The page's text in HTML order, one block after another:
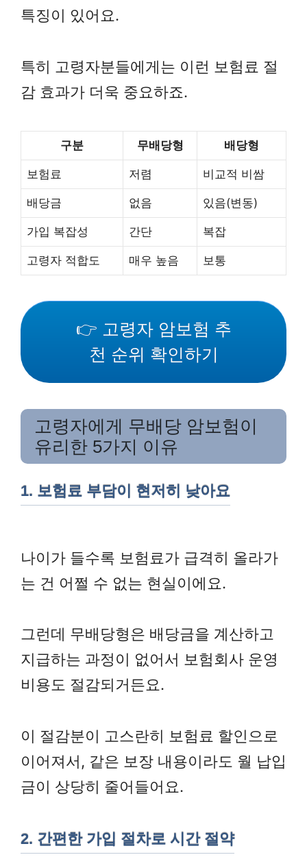
특징이 있어요.
특히 고령자분들에게는 이런 보험료 절
감 효과가 더욱 중요하죠.
구분 무배당형 배당형
보험료 저렴 비교적 비쌈
배당금 없음 있음(변동)
가입 복잡성 간단 복잡
고령자 적합도 매우 높음 보통
👉 고령자 암보험 추
천 순위 확인하기
고령자에게 무배당 암보험이
유리한 5가지 이유
1. 보험료 부담이 현저히 낮아요
나이가 들수록 보험료가 급격히 올라가
는 건 어쩔 수 없는 현실이에요.
그런데 무배당형은 배당금을 계산하고
지급하는 과정이 없어서 보험회사 운영
비용도 절감되거든요.
이 절감분이 고스란히 보험료 할인으로
이어져서, 같은 보장 내용이라도 월 납입
금이 상당히 줄어들어요.
2. 간편한 가입 절차로 시간 절약